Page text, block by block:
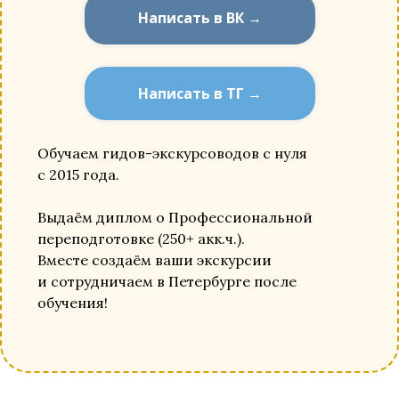
Написать в ВК →
Написать в ТГ →
Обучаем гидов-экскурсоводов с нуля
с 2015 года.
Выдаём диплом о Профессиональной
переподготовке (250+ акк.ч.).
Вместе создаём ваши экскурсии
и сотрудничаем в Петербурге после
обучения!